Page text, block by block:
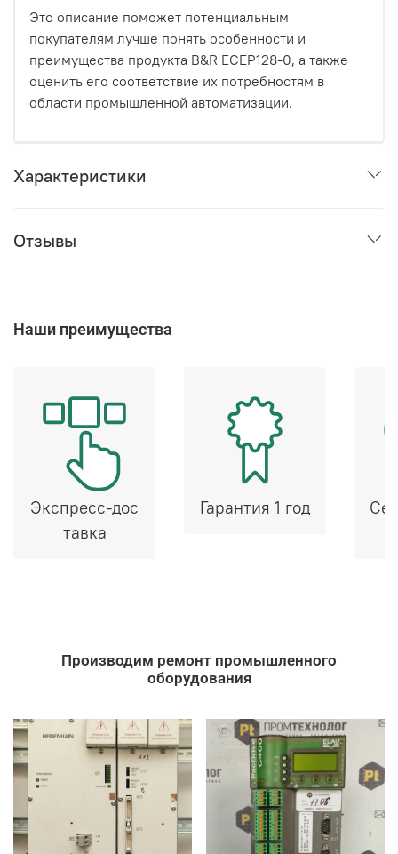
Это описание поможет потенциальным
покупателям лучше понять особенности и
преимущества продукта B&R ECEP128-0, а также
оценить его соответствие их потребностям в
области промышленной автоматизации.
Характеристики
Отзывы
Наши преимущества
Экспресс-дос
тавка
Гарантия 1 год
Производим ремонт промышленного
оборудования